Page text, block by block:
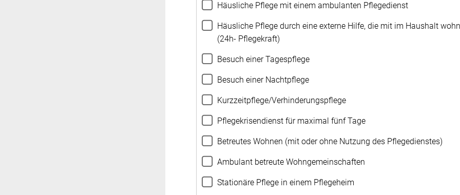
Häusliche Pflege mit einem ambulanten Pflegedienst
Häusliche Pflege durch eine externe Hilfe, die mit im Haushalt
(24h- Pflegekraft)
Besuch einer Tagespflege
Besuch einer Nachtpflege
Kurzzeitpflege/Verhinderungspflege
Pflegekrisendienst für maximal fünf Tage
Betreutes Wohnen (mit oder ohne Nutzung des Pflegedienstes)
Ambulant betreute Wohngemeinschaften
Stationäre Pflege in einem Pflegeheim